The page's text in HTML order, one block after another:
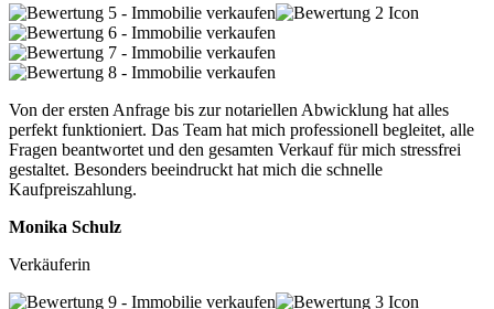
Von der ersten Anfrage bis zur notariellen Abwicklung hat alles
perfekt funktioniert. Das Team hat mich professionell begleitet, alle
Fragen beantwortet und den gesamten Verkauf für mich stressfrei
gestaltet. Besonders beeindruckt hat mich die schnelle
Kaufpreiszahlung.
Monika Schulz
Verkäuferin